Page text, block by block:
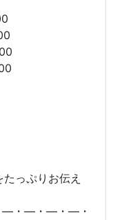
っぷりお伝え
・―・―・―・